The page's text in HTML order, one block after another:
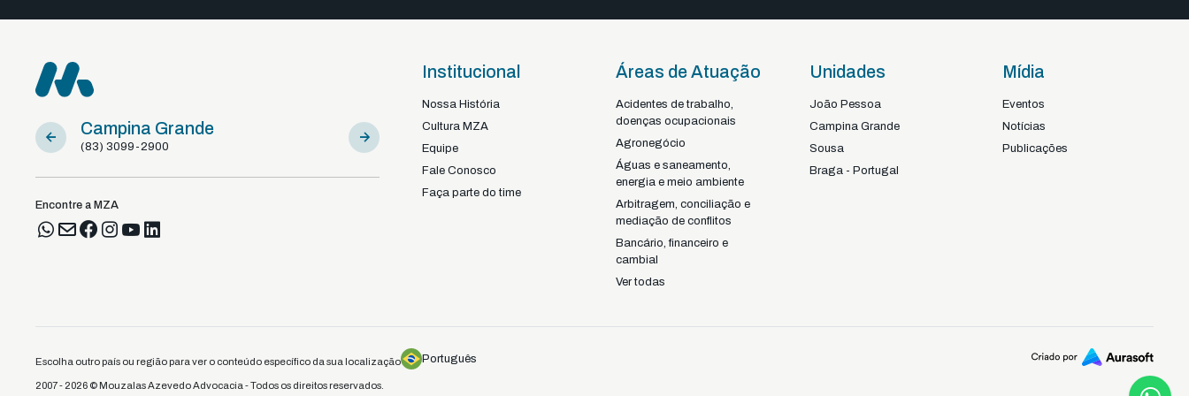
Campina Grande
(83) 3099-2900
Sousa
(83) 98122-92925
Braga - Portugal
+351
Encontre a MZA
Institucional
Nossa História
Cultura MZA
Equipe
Fale Conosco
Faça parte do time
Áreas de Atuação
Acidentes de trabalho,
doenças ocupacionais
Agronegócio
Águas e saneamento,
energia e meio ambiente
Arbitragem, conciliação e
mediação de conflitos
Bancário, financeiro e
cambial
Ver todas
Unidades
João Pessoa
Campina Grande
Sousa
Braga - Portugal
Mídia
Eventos
Notícias
Publicações
Escolha outro país ou região para ver o conteúdo específico da sua localização Português
2007 - 2026 © Mouzalas Azevedo Advocacia - Todos os direitos reservados.